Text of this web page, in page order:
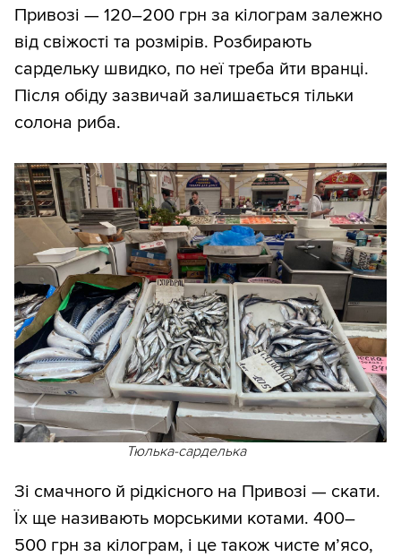
Привозі — 120–200 грн за кілограм залежно
від свіжості та розмірів. Розбирають
сардельку швидко, по неї треба йти вранці.
Після обіду зазвичай залишається тільки
солона риба.
Тюлька-сарделька
Зі смачного й рідкісного на Привозі — скати.
Їх ще називають морськими котами. 400–
500 грн за кілограм, і це також чисте м’ясо,